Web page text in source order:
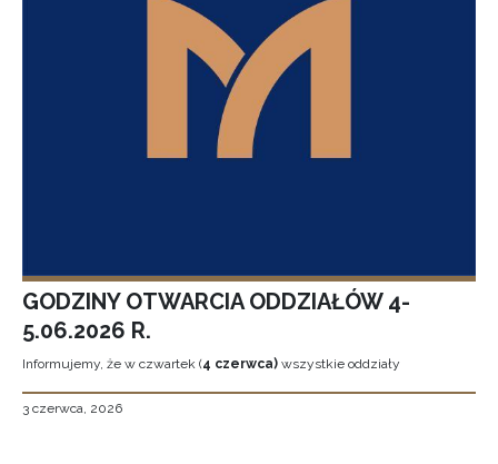
GODZINY OTWARCIA ODDZIAŁÓW 4-
5.06.2026 R.
Informujemy, że w czwartek (4 czerwca) wszystkie oddziały
3 czerwca, 2026